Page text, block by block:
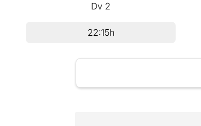
Dv 2
22:15h